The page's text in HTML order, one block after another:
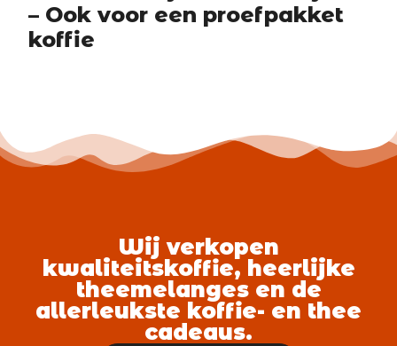
– Ook voor een proefpakket
koffie
Wij verkopen
kwaliteitskoffie, heerlijke
theemelanges en de
allerleukste koffie- en thee
cadeaus.